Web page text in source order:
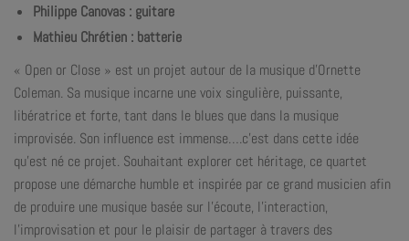
Philippe Canovas : guitare
Mathieu Chrétien : batterie
« Open or Close » est un projet autour de la musique d’Ornette
Coleman. Sa musique incarne une voix singulière, puissante,
libératrice et forte, tant dans le blues que dans la musique
improvisée. Son influence est immense….c’est dans cette idée
qu’est né ce projet. Souhaitant explorer cet héritage, ce quartet
propose une démarche humble et inspirée par ce grand musicien afin
de produire une musique basée sur l’écoute, l’interaction,
l’improvisation et pour le plaisir de partager à travers des